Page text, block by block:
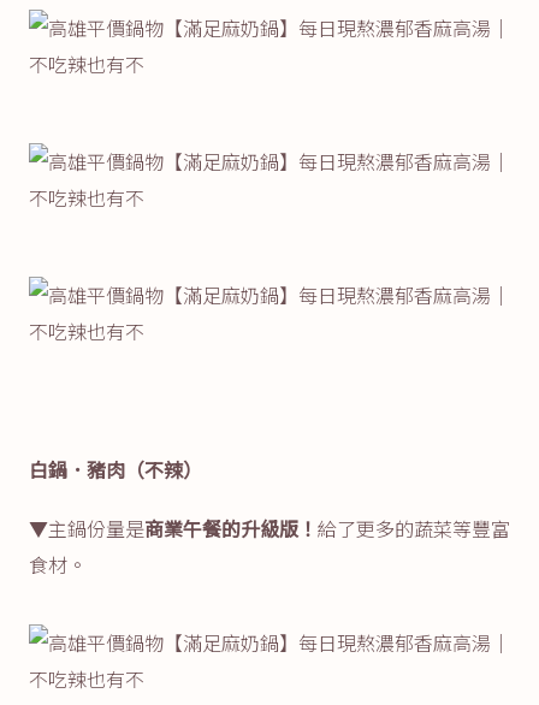
白鍋．豬肉（不辣）
▼主鍋份量是商業午餐的升級版！ 給了更多的蔬菜等豐富
食材。